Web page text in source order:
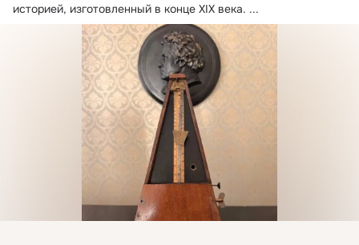
историей, изготовленный в конце XIX века. ...